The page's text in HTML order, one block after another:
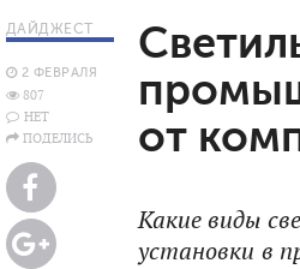
ДАЙДЖЕСТ
2 ФЕВРАЛЯ
807
НЕТ
ПОДЕЛИСЬ
от
Какие виды
установки в